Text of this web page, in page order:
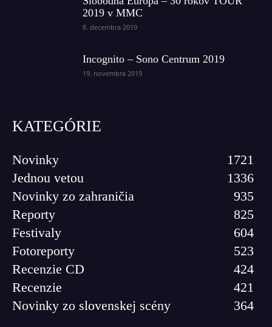
2019 v MMC
8. decembra 2019
Incognito – Sono Centrum 2019
19. novembra 2019
KATEGÓRIE
Novinky
1721
Jednou vetou
1336
Novinky zo zahraničia
935
Reporty
825
Festivaly
604
Fotoreporty
523
Recenzie CD
424
Recenzie
421
Novinky zo slovenskej scény
364